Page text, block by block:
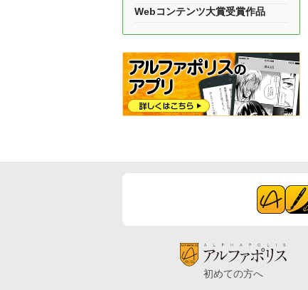
Webコンテンツ大賞受賞作品
初めての方へ